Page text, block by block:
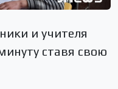
и учителя
ставя свою